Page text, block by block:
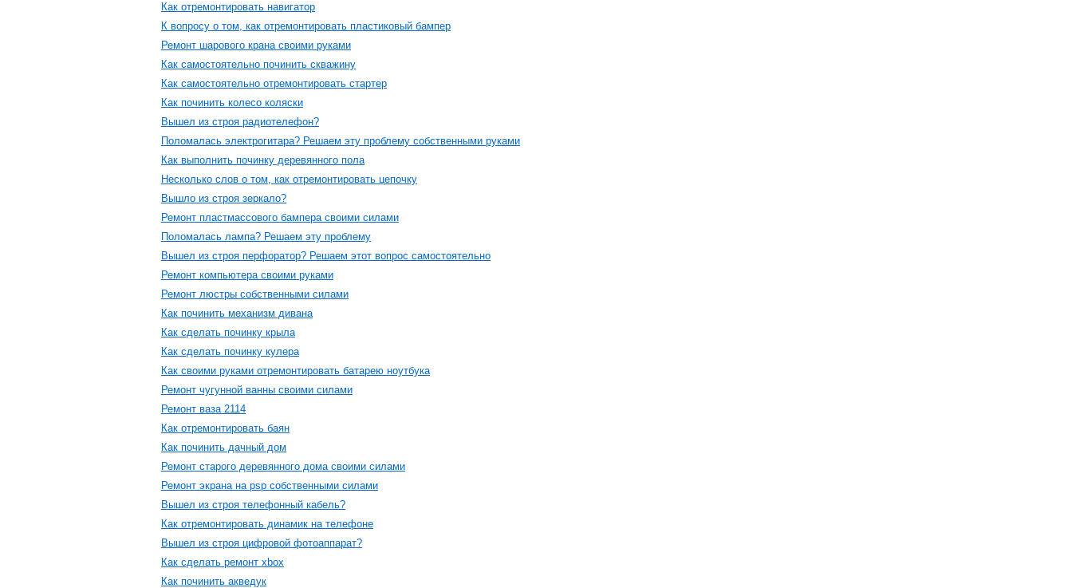
Как отремонтировать навигатор
К вопросу о том, как отремонтировать пластиковый бампер
Ремонт шарового крана своими руками
Как самостоятельно починить скважину
Как самостоятельно отремонтировать стартер
Как починить колесо коляски
Вышел из строя радиотелефон?
Поломалась электрогитара? Решаем эту проблему собственными руками
Как выполнить починку деревянного пола
Несколько слов о том, как отремонтировать цепочку
Вышло из строя зеркало?
Ремонт пластмассового бампера своими силами
Поломалась лампа? Решаем эту проблему
Вышел из строя перфоратор? Решаем этот вопрос самостоятельно
Ремонт компьютера своими руками
Ремонт люстры собственными силами
Как починить механизм дивана
Как сделать починку крыла
Как сделать починку кулера
Как своими руками отремонтировать батарею ноутбука
Ремонт чугунной ванны своими силами
Ремонт ваза 2114
Как отремонтировать баян
Как починить дачный дом
Ремонт старого деревянного дома своими силами
Ремонт экрана на psp собственными силами
Вышел из строя телефонный кабель?
Как отремонтировать динамик на телефоне
Вышел из строя цифровой фотоаппарат?
Как сделать ремонт xbox
Как починить акведук